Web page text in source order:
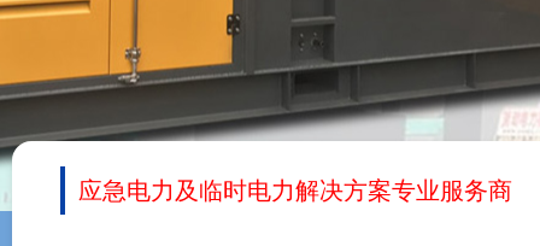
应急电力及临时电力解决方案专业服务商